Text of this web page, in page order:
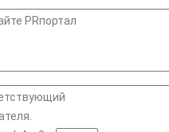
PRпортал